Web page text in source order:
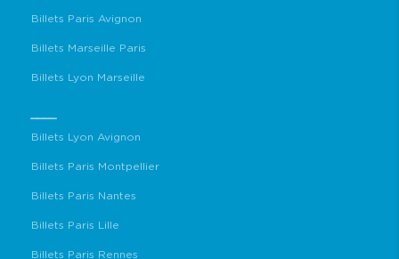
Billets Paris Avignon
Billets Marseille Paris
Billets Lyon Marseille
Billets Lyon Avignon
Billets Paris Montpellier
Billets Paris Nantes
Billets Paris Lille
Billets Paris Rennes